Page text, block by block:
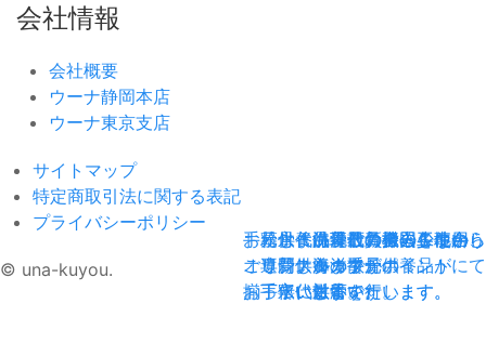
粉骨・洗骨最新機器を使⽤し
専⾨スタッフが
丁寧に対応いたします。
手元供養品現代の暮らしに合う
オリジナルの手元供養品が
揃っています。
海洋散骨全国各地の
海洋散骨ポイントにて
散骨を行います。
お墓じまい墓石の撤去工事から
ご遺骨供養まで
お手伝いします。
永代供養ご負担の少ない、
新しいカタチの
永代供養です。
会社情報
会社概要
ウーナ静岡本店
ウーナ東京支店
サイトマップ
特定商取引法に関する表記
プライバシーポリシー
© una-kuyou.